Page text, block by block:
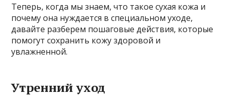
Теперь, когда мы знаем, что такое сухая кожа и
почему она нуждается в специальном уходе,
давайте разберем пошаговые действия, которые
помогут сохранить кожу здоровой и
увлажненной.
Утренний уход